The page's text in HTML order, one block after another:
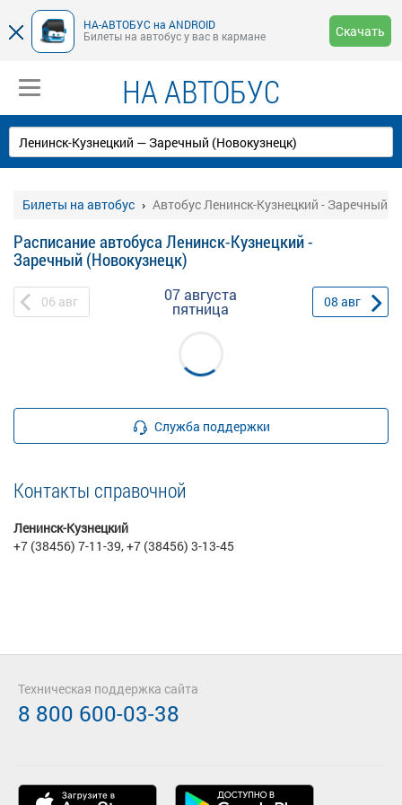
НА-АВТОБУС на ANDROID
Билеты на автобус у вас в кармане
Скачать
НА АВТОБУС
Билеты на автобус Автобус Ленинск-Кузнецкий - Заречный
Расписание автобуса Ленинск-Кузнецкий -
Заречный (Новокузнецк)
06 авг 07 августа
пятница 08 авг
Служба поддержки
Контакты справочной
Ленинск-Кузнецкий
+7 (38456) 7-11-39, +7 (38456) 3-13-45
Техническая поддержка сайта
8 800 600-03-38